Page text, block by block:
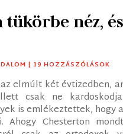
néz,
| 19 HOZZÁSZÓLÁSOK
elmúlt két évtizedben,
csak ne
is emlékeztettek, hogy
Chesterton